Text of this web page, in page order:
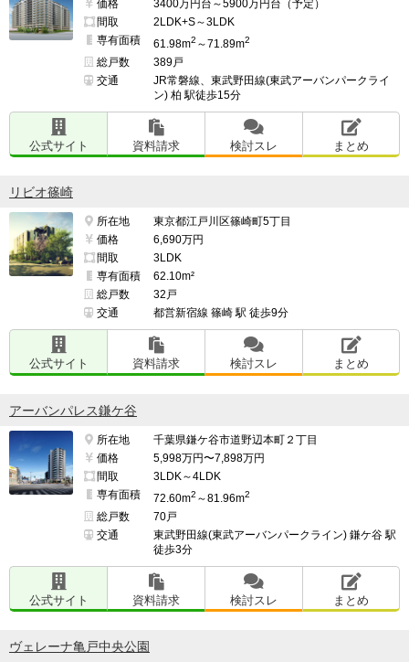
価格
3400万円台～5900万円台（予定）
間取
2LDK+S～3LDK
専有面積
61.98m2 ～71.89m2
総戸数
389戸
交通
JR常磐線、東武野田線(東武アーバンパークライ
ン) 柏 駅徒歩15分
公式サイト 資料請求 検討スレ まとめ
リビオ篠崎
所在地
東京都江戸川区篠崎町5丁目
価格
6,690万円
間取
3LDK
専有面積
62.10m²
総戸数
32戸
交通
都営新宿線 篠崎 駅 徒歩9分
公式サイト 資料請求 検討スレ まとめ
アーバンパレス鎌ケ谷
所在地
千葉県鎌ケ谷市道野辺本町２丁目
価格
5,998万円〜7,898万円
間取
3LDK～4LDK
専有面積
72.60m2 ～81.96m2
総戸数
70戸
交通
東武野田線(東武アーバンパークライン) 鎌ケ谷 駅
徒歩3分
公式サイト 資料請求 検討スレ まとめ
ヴェレーナ亀戸中央公園